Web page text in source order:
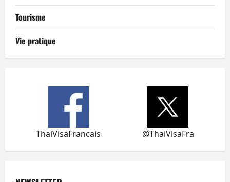
Tourisme
Vie pratique
ThaiVisaFrancais @ThaiVisaFra